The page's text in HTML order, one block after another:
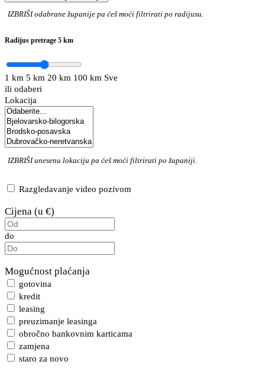
IZBRIŠIodabrane županije pa ćeš moći filtrirati po radijusu.
Radijus pretrage 5 km
1 km 5 km 20 km 100 km Sve
ili odaberi
Lokacija
IZBRIŠIunesenu lokaciju pa ćeš moći filtrirati po županiji.
Razgledavanje video pozivom
Cijena (u €)
do
Mogućnost plaćanja
gotovina
kredit
leasing
preuzimanje leasinga
obročno bankovnim karticama
zamjena
staro za novo